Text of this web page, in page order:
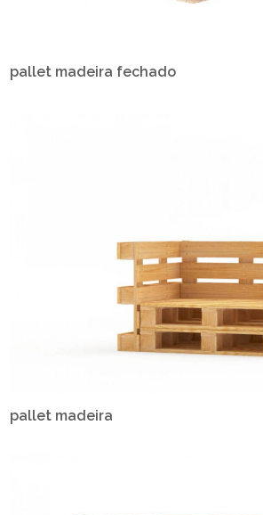
pallet madeira fechado
pallet madeira